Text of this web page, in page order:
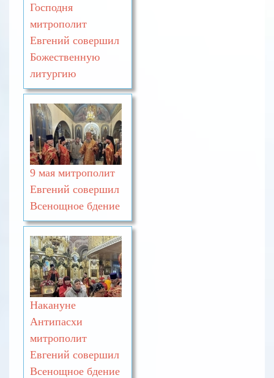
Господня
митрополит
Евгений совершил
Божественную
литургию
9 мая митрополит
Евгений совершил
Всенощное бдение
Накануне
Антипасхи
митрополит
Евгений совершил
Всенощное бдение